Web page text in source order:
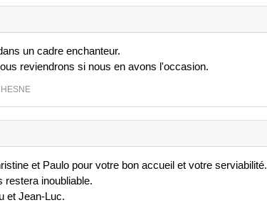
un cadre enchanteur.
reviendrons si nous en avons l'occasion.
et Paulo pour votre bon accueil et votre serviabilité.
restera inoubliable.
et Jean-Luc.